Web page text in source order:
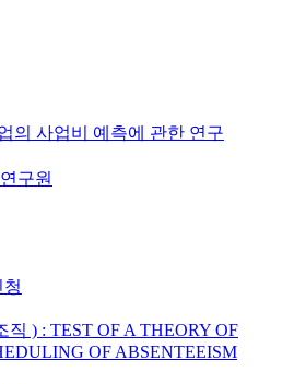
의 사업비 예측에 관한 연구
구원
직 ) : TEST OF A THEORY OF
OF ABSENTEEISM